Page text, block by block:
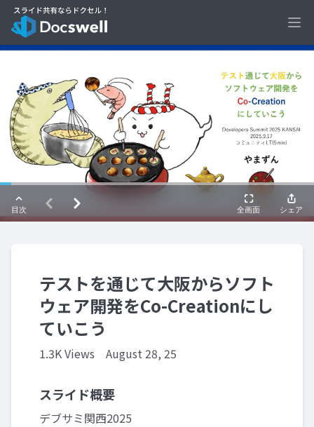
テストを通じて大阪からソフト
ウェア開発をCo-Creationにし
ていこう
1.3K Views August 28, 25
スライド概要
デブサミ関西2025